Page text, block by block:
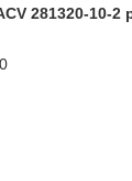
281320-10-2